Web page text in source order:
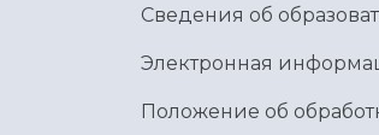
Сведения об
Электронная
Положение об